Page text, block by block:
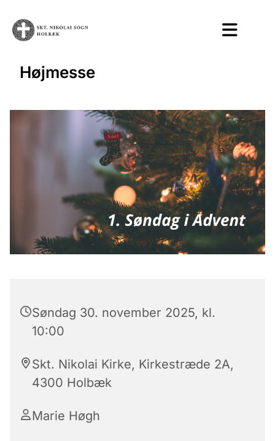
Højmesse
Søndag 30. november 2025, kl.
10:00
Skt. Nikolai Kirke, Kirkestræde 2A,
4300 Holbæk
Marie Høgh